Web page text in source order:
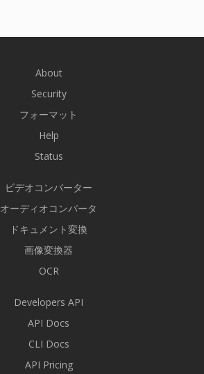
About
Security
フォーマット
Help
Status
ビデオコンバーター
オーディオコンバータ
ドキュメント変換
画像変換器
OCR
Developers API
API Docs
CLI Docs
API Pricing